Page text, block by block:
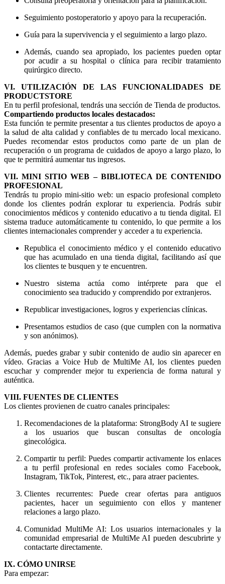
Seguimiento postoperatorio y apoyo para la recuperación.
Guía para la supervivencia y el seguimiento a largo plazo.
Además, cuando sea apropiado, los pacientes pueden optar
por acudir a su hospital o clínica para recibir tratamiento
quirúrgico directo.
VI. UTILIZACIÓN DE LAS FUNCIONALIDADES DE
PRODUCTSTORE
En tu perfil profesional, tendrás una sección de Tienda de productos.
Compartiendo productos locales destacados:
Esta función te permite presentar a tus clientes productos de apoyo a
la salud de alta calidad y confiables de tu mercado local mexicano.
Puedes recomendar estos productos como parte de un plan de
recuperación o un programa de cuidados de apoyo a largo plazo, lo
que te permitirá aumentar tus ingresos.
VII. MINI SITIO WEB – BIBLIOTECA DE CONTENIDO
PROFESIONAL
Tendrás tu propio mini-sitio web: un espacio profesional completo
donde los clientes podrán explorar tu experiencia. Podrás subir
conocimientos médicos y contenido educativo a tu tienda digital. El
sistema traduce automáticamente tu contenido, lo que permite a los
clientes internacionales comprender y acceder a tu experiencia.
Republica el conocimiento médico y el contenido educativo
que has acumulado en una tienda digital, facilitando así que
los clientes te busquen y te encuentren.
Nuestro sistema actúa como intérprete para que el
conocimiento sea traducido y comprendido por extranjeros.
Republicar investigaciones, logros y experiencias clínicas.
Presentamos estudios de caso (que cumplen con la normativa
y son anónimos).
Además, puedes grabar y subir contenido de audio sin aparecer en
vídeo. Gracias a Voice Hub de MultiMe AI, los clientes pueden
escuchar y comprender mejor tu experiencia de forma natural y
auténtica.
VIII. FUENTES DE CLIENTES
Los clientes provienen de cuatro canales principales:
Recomendaciones de la plataforma: StrongBody AI te sugiere
a los usuarios que buscan consultas de oncología
ginecológica.
Compartir tu perfil: Puedes compartir activamente los enlaces
a tu perfil profesional en redes sociales como Facebook,
Instagram, TikTok, Pinterest, etc., para atraer pacientes.
Clientes recurrentes: Puede crear ofertas para antiguos
pacientes, hacer un seguimiento con ellos y mantener
relaciones a largo plazo.
Comunidad MultiMe AI: Los usuarios internacionales y la
comunidad empresarial de MultiMe AI pueden descubrirte y
contactarte directamente.
IX. CÓMO UNIRSE
Para empezar: